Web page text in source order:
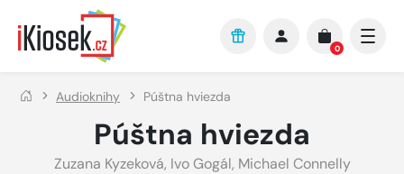
Přejít na hlavní obsah
0
Audioknihy Púštna hviezda
Púštna hviezda
Zuzana Kyzeková, Ivo Gogál, Michael Connelly